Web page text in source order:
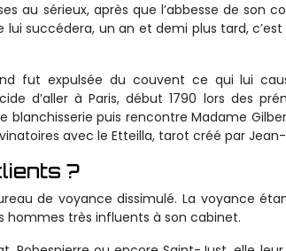
au sérieux, après que l’abbesse de son
lui succédera, un an et demi plus tard,
fut expulsée du couvent ce qui lui
d’aller à Paris, début 1790 lors des
blanchisserie puis rencontre Madame
avec le Etteilla, tarot créé par
?
de voyance dissimulé. La voyance
hommes très influents à son cabinet.